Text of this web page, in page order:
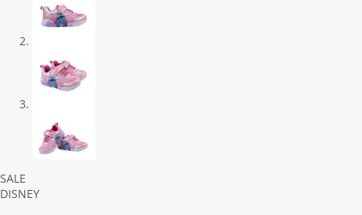
Previous
Next
SALE
DISNEY